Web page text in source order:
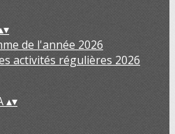
▾
de l'année 2026
activités régulières 2026
▴▾